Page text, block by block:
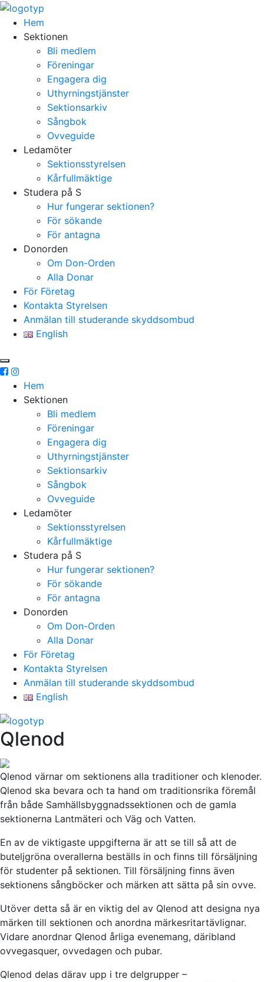
Hem
Sektionen
Bli medlem
Föreningar
Engagera dig
Uthyrningstjänster
Sektionsarkiv
Sångbok
Ovveguide
Ledamöter
Sektionsstyrelsen
Kårfullmäktige
Studera på S
Hur fungerar sektionen?
För sökande
För antagna
Donorden
Om Don-Orden
Alla Donar
För Företag
Kontakta Styrelsen
Anmälan till studerande skyddsombud
English
Hem
Sektionen
Bli medlem
Föreningar
Engagera dig
Uthyrningstjänster
Sektionsarkiv
Sångbok
Ovveguide
Ledamöter
Sektionsstyrelsen
Kårfullmäktige
Studera på S
Hur fungerar sektionen?
För sökande
För antagna
Donorden
Om Don-Orden
Alla Donar
För Företag
Kontakta Styrelsen
Anmälan till studerande skyddsombud
English
Qlenod
Qlenod värnar om sektionens alla traditioner och klenoder.
Qlenod ska bevara och ta hand om traditionsrika föremål
från både Samhällsbyggnadssektionen och de gamla
sektionerna Lantmäteri och Väg och Vatten.
En av de viktigaste uppgifterna är att se till så att de
buteljgröna overallerna beställs in och finns till försäljning
för studenter på sektionen. Till försäljning finns även
sektionens sångböcker och märken att sätta på sin ovve.
Utöver detta så är en viktig del av Qlenod att designa nya
märken till sektionen och anordna märkesritartävlignar.
Vidare anordnar Qlenod årliga evenemang, däribland
ovvegasquer, ovvedagen och pubar.
Qlenod delas därav upp i tre delgrupper –